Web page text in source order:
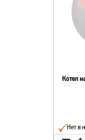
Котел
Нет в